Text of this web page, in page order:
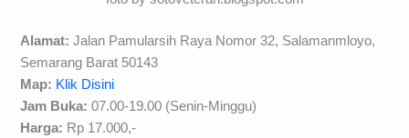
Alamat: Jalan Pamularsih Raya Nomor 32, Salamanmloyo,
Semarang Barat 50143
Map: Klik Disini
Jam Buka: 07.00-19.00 (Senin-Minggu)
Harga: Rp 17.000,-